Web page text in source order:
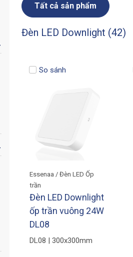
Tất cả sản phẩm
Đèn LED Downlight (42)
Essenaa / Đèn LED Ốp
trần
Đèn LED Downlight
ốp trần vuông 24W
DL08
DL08 | 300x300mm
So sánh